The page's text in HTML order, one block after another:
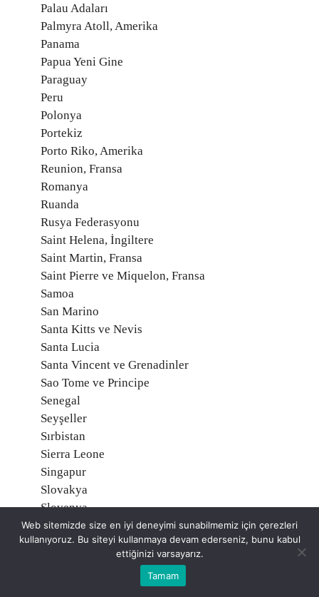
Palau Adaları
Palmyra Atoll, Amerika
Panama
Papua Yeni Gine
Paraguay
Peru
Polonya
Portekiz
Porto Riko, Amerika
Reunion, Fransa
Romanya
Ruanda
Rusya Federasyonu
Saint Helena, İngiltere
Saint Martin, Fransa
Saint Pierre ve Miquelon, Fransa
Samoa
San Marino
Santa Kitts ve Nevis
Santa Lucia
Santa Vincent ve Grenadinler
Sao Tome ve Principe
Senegal
Seyşeller
Sırbistan
Sierra Leone
Singapur
Slovakya
Slovenya
Solomon Adaları
Somali
Web sitemizde size en iyi deneyimi sunabilmemiz için çerezleri
kullanıyoruz. Bu siteyi kullanmaya devam ederseniz, bunu kabul
ettiğinizi varsayarız.
Tamam